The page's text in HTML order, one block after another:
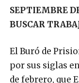
SEPTIEMBRE
BUSCAR
El Buró de
por sus siglas
de febrero, que